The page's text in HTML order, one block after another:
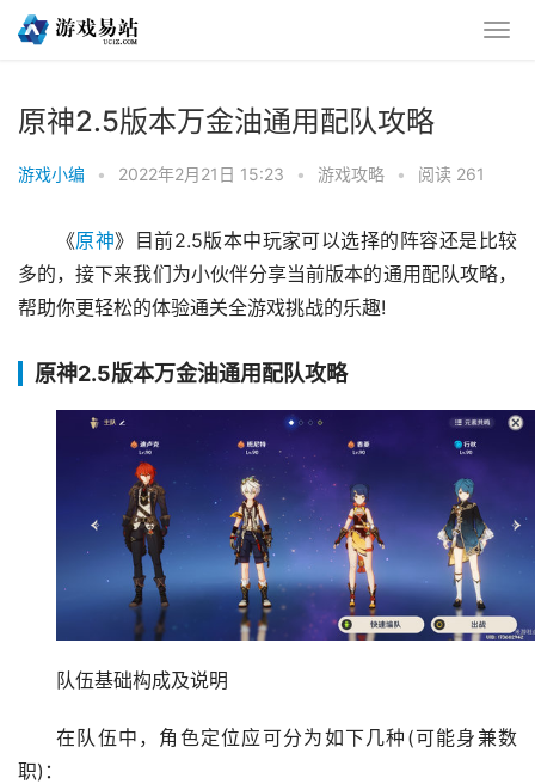
原神2.5版本万金油通用配队攻略
游戏小编 • 2022年2月21日 15:23 • 游戏攻略 • 阅读 261
《原神》目前2.5版本中玩家可以选择的阵容还是比较
多的，接下来我们为小伙伴分享当前版本的通用配队攻略，
帮助你更轻松的体验通关全游戏挑战的乐趣!
原神2.5版本万金油通用配队攻略
队伍基础构成及说明
在队伍中，角色定位应可分为如下几种(可能身兼数
职)：